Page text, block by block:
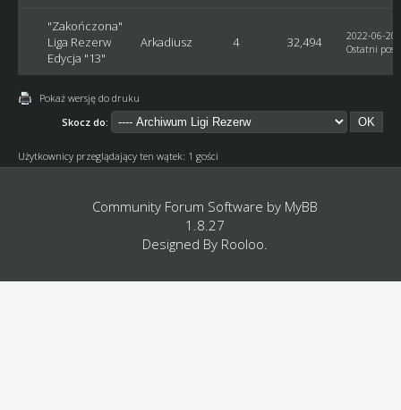
"Zakończona"
Liga Rezerw
Edycja "13"
Arkadiusz 4 32,494
2022-06-
Ostatni post
Pokaż wersję do druku
Skocz do:
Użytkownicy przeglądający ten wątek: 1 gości
Community Forum Software by MyBB
1.8.27
Designed By Rooloo